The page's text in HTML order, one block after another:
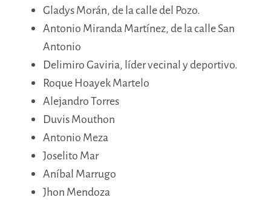
Gladys Morán, de la calle del Pozo.
Antonio Miranda Martínez, de la calle San
Antonio
Delimiro Gaviria, líder vecinal y deportivo.
Roque Hoayek Martelo
Alejandro Torres
Duvis Mouthon
Antonio Meza
Joselito Mar
Aníbal Marrugo
Jhon Mendoza